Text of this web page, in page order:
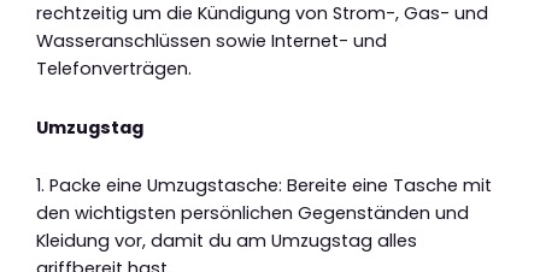
rechtzeitig um die Kündigung von Strom-, Gas- und
Wasseranschlüssen sowie Internet- und
Telefonverträgen.
Umzugstag
1. Packe eine Umzugstasche: Bereite eine Tasche mit
den wichtigsten persönlichen Gegenständen und
Kleidung vor, damit du am Umzugstag alles